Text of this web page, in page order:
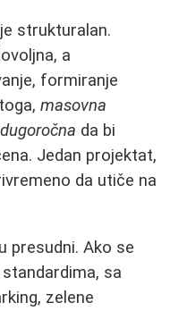
strukturalan.
a
formiranje
masovna
da bi
Jedan projektat,
da utiče na
presudni. Ako se
sa
zelene